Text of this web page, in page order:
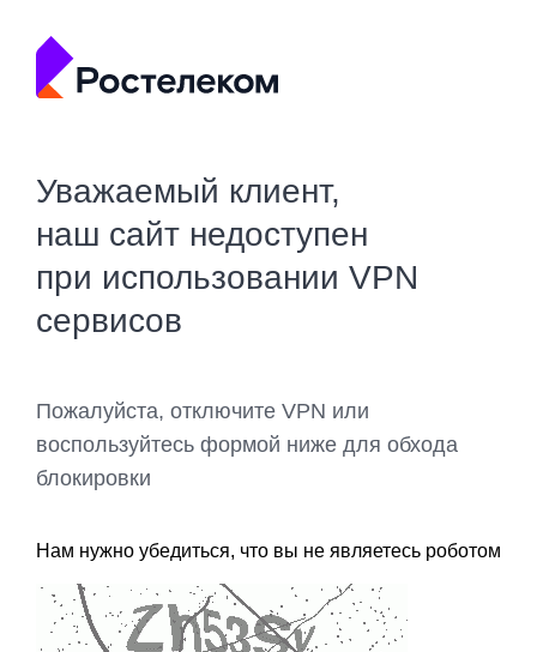
Уважаемый клиент,
наш сайт недоступен
при использовании VPN
сервисов
Пожалуйста, отключите VPN или
воспользуйтесь формой ниже для обхода
блокировки
Нам нужно убедиться, что вы не являетесь роботом